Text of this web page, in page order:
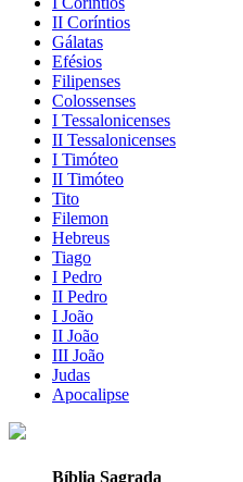
II Coríntios
Gálatas
Efésios
Filipenses
Colossenses
I Tessalonicenses
II Tessalonicenses
I Timóteo
II Timóteo
Tito
Filemon
Hebreus
Tiago
I Pedro
II Pedro
I João
II João
III João
Judas
Apocalipse
Bíblia Sagrada